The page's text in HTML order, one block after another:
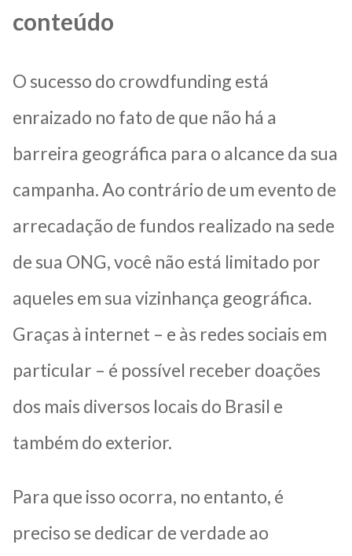
conteúdo
O sucesso do crowdfunding está
enraizado no fato de que não há a
barreira geográfica para o alcance da sua
campanha. Ao contrário de um evento de
arrecadação de fundos realizado na sede
de sua ONG, você não está limitado por
aqueles em sua vizinhança geográfica.
Graças à internet – e às redes sociais em
particular – é possível receber doações
dos mais diversos locais do Brasil e
também do exterior.
Para que isso ocorra, no entanto, é
preciso se dedicar de verdade ao